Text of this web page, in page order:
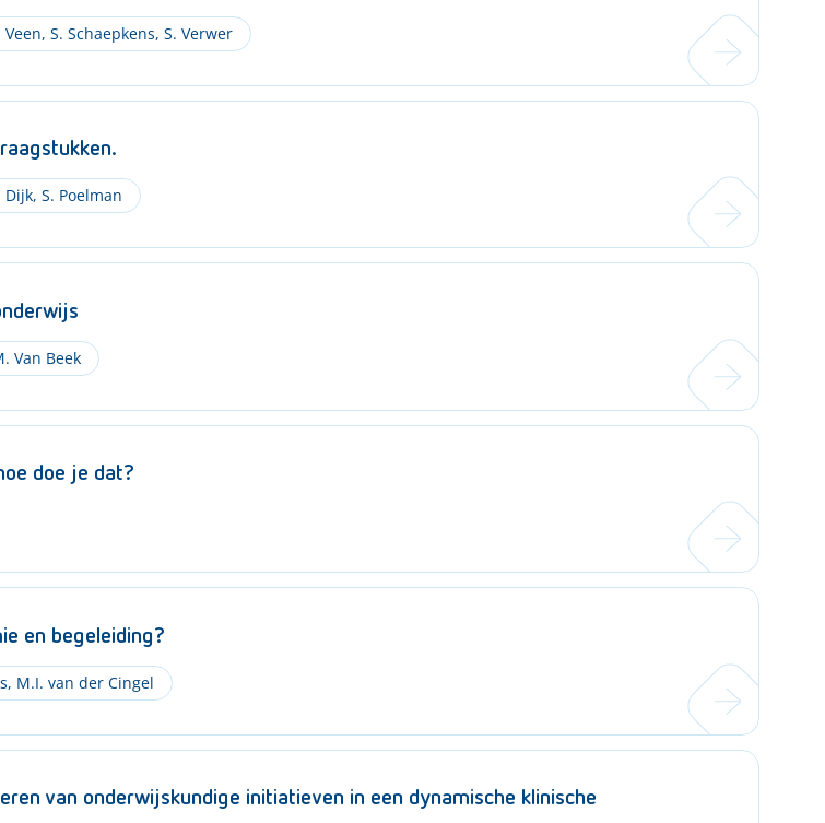
Veen, S. Schaepkens, S. Verwer
Dijk, S. Poelman
Van Beek
doe je dat?
en begeleiding?
, M.I. van der Cingel
van onderwijskundige initiatieven in een dynamische klinische